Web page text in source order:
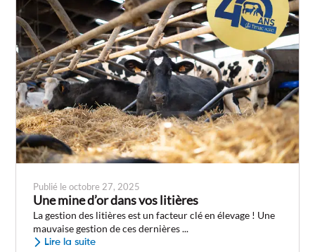
Publié le octobre 27, 2025
Une mine d’or dans vos litières
La gestion des litières est un facteur clé en élevage ! Une
mauvaise gestion de ces dernières ...
Lire la suite